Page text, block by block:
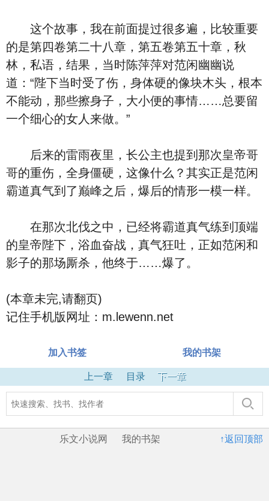
这个故事，我在前面提过很多遍，比较重要
的是第四卷第二十八章，第五卷第五十章，秋
林，私语，结果，当时陈萍萍对范闲幽幽说
道：“陛下当时受了伤，身体硬的像块木头，根本
不能动，那些擦身子，大小便的事情……总要留
一个细心的女人来做。”
后来的雷雨夜里，长公主也提到那次皇帝哥
哥的重伤，全身僵硬，这像什么？其实正是范闲
霸道真气到了巅峰之后，爆后的情形一模一样。
在那次北伐之中，已经将霸道真气练到顶端
的皇帝陛下，浴血奋战，真气狂吐，正如范闲和
影子的那场厮杀，他终于……爆了。
(本章未完,请翻页)
记住手机版网址：m.lewenn.net
加入书签 我的书架
上一章 目录 下一章
↑返回顶部
乐文小说网 我的书架